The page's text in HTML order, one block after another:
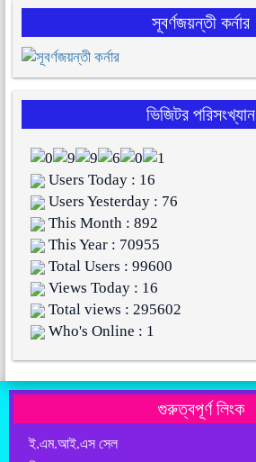
সূবর্ণজয়ন্তী কর্নার
ভিজিটর পরিসংখ্যান
Users Today : 16
Users Yesterday : 76
This Month : 892
This Year : 70955
Total Users : 99600
Views Today : 16
Total views : 295602
Who's Online : 1
গুরুত্বপূর্ণ লিংক
ই.এম.আই.এস সেল